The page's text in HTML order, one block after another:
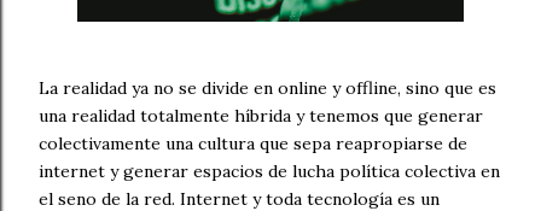
La realidad ya no se divide en online y offline, sino que es
una realidad totalmente híbrida y tenemos que generar
colectivamente una cultura que sepa reapropiarse de
internet y generar espacios de lucha política colectiva en
el seno de la red. Internet y toda tecnología es un